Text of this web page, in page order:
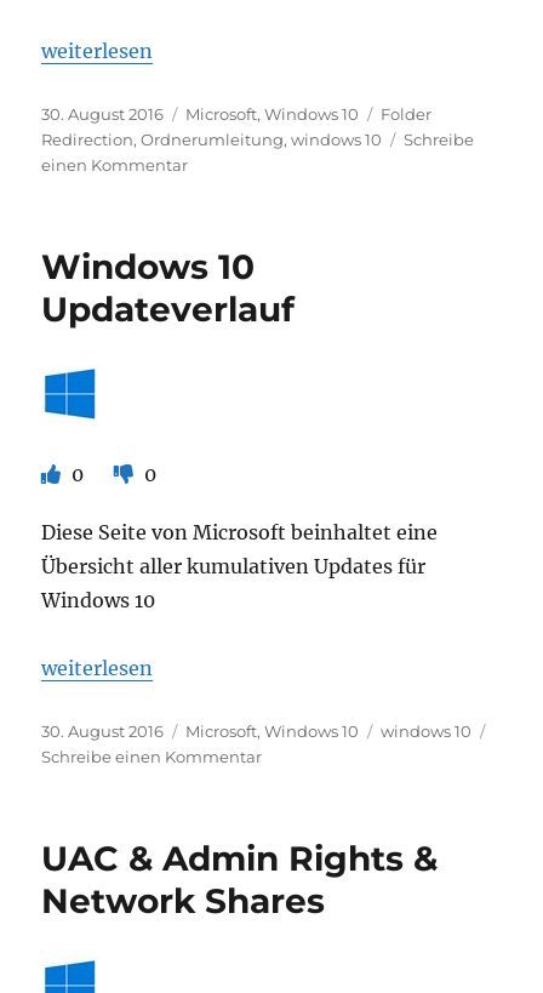
„Probleme mit Windows Ordnerumleitungen
weiterlesen
Veröffentlicht
am
30. August 2016 Kategorien
Microsoft,Windows 10 Schlagwörter
Folder
Redirection,Ordnerumleitung,windows 10
Schreibe
einen Kommentarzu
Ordnerumleitungen
(Folder
Redirection)?
Windows 10
Updateverlauf
0 0
Diese Seite von Microsoft beinhaltet eine
Übersicht aller kumulativen Updates für
Windows 10
„Windows 10 Updateverlauf“
weiterlesen
Veröffentlicht
am
30. August 2016 Kategorien
Microsoft,Windows 10 Schlagwörter
windows 10
Schreibe einen Kommentarzu
UAC & Admin Rights &
Network Shares